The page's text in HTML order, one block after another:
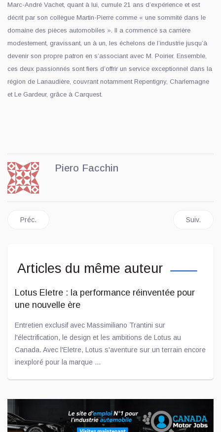
Marc-André Vachet, quant à lui, cumule 21 ans d’expérience et est
décrit par son collègue Martin-Pierre comme « une sommité dans le
domaine des pièces automobiles ». Il a commencé sa carrière
modestement, gravissant, un à un, les échelons de l’industrie jusqu’à
devenir son propre patron en s’associant avec M. Poirier. Ensemble,
ces deux passionnés sont fiers d’offrir un service exceptionnel dans la
région de Lanaudière, couvrant notamment Repentigny, Charlemagne
et Le Gardeur, grâce à Carquest.
Piero Facchin
Article précédent : Jean Duchesneau : Un passage de témoin
Préc. Article
Suiv.
Articles du même auteur
Lotus Eletre : la performance réinventée pour
une nouvelle ère
Entretien exclusif avec Massimiliano Trantini sur
l'électrification, le design et les ambitions de Lotus au
Canada. Avec l'Eletre, Lotus s'aventure sur un terrain encore
inexploré pour la marque ...
Jul 29, 2026
General Tire muscle son jeu hivernal : prise en
main des Altimax Arctic X et Grabber Arctic X